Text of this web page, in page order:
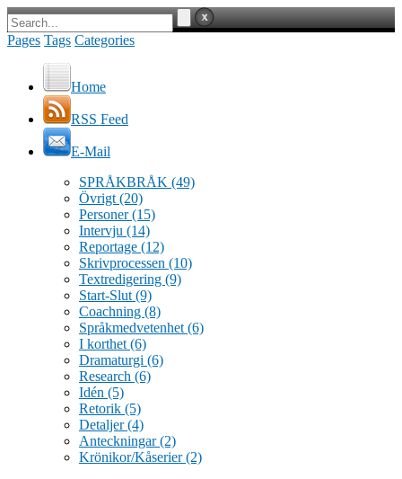
Pages Tags Categories
Home
RSS Feed
E-Mail
SPRÅKBRÅK (49)
Övrigt (20)
Personer(15)
Intervju (14)
Reportage (12)
Skrivprocessen (10)
Textredigering (9)
Start-Slut (9)
Coachning (8)
Språkmedvetenhet (6)
I korthet (6)
Dramaturgi (6)
Research (6)
Idén (5)
Retorik (5)
Detaljer(4)
Anteckningar(2)
Krönikor/Kåserier(2)